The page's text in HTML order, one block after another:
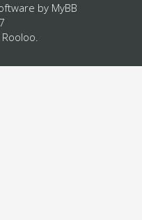
by MyBB
Rooloo.